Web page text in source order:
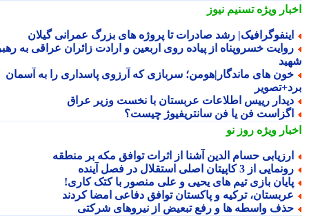
ویژهتسنیم نیوز
رشد صادرات تا پروژه های بزرگ عمرانی گیلان
خسروپناه از پیاده روی اربعین و ارادت زائران عراقی به رهبر
های ماندگار|هومن؛ سربازی که آرزوی پاسداری را به آسمان
رییس اطلاعات عربستان با نخست وزیر عراق
فن یا فن سانتریفیوژ چیست؟
ویژهروز نو
حسام الدین آشنا از اثرات توافق مکه بر منطقه
از 3 کاپیتان اصلی استقلال در فصل آینده
بازی تیم های یحیی و علی منصور با کتک کاری!
ترکیه و پاکستان توافق دفاعی امضا کردند
واسطه ها و رفع تبعیض از نیروهای شرکتی